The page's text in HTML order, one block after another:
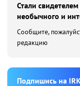
Стали
необычного и
Сообщите,
редакцию
Подпишиcь на